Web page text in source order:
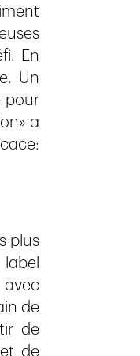
En
Un
pour
a
plus
de
de
de